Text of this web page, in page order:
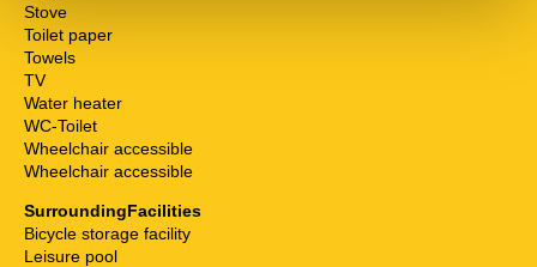
Stove
Toilet paper
Towels
TV
Water heater
WC-Toilet
Wheelchair accessible
Wheelchair accessible
SurroundingFacilities
Bicycle storage facility
Leisure pool